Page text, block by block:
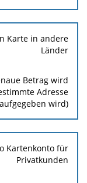
Karte in andere
Länder
Betrag wird
Adresse
wird)
Kartenkonto für
Privatkunden